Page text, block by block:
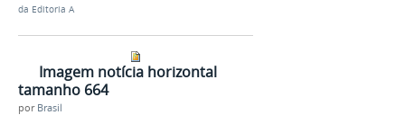
da Editoria A
Imagem notícia horizontal
tamanho 664
por Brasil